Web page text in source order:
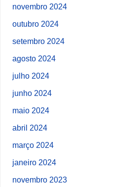
novembro 2024
outubro 2024
setembro 2024
agosto 2024
julho 2024
junho 2024
maio 2024
abril 2024
março 2024
janeiro 2024
novembro 2023